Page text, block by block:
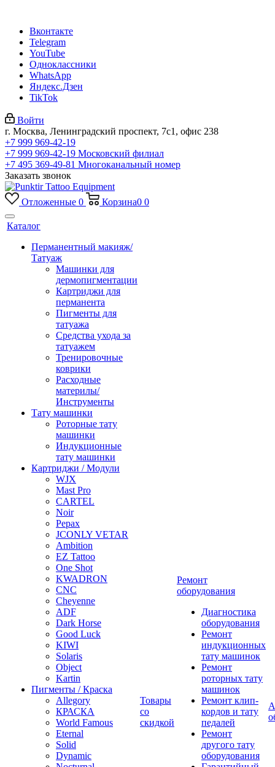
Вконтакте
Telegram
YouTube
Одноклассники
WhatsApp
Яндекс.Дзен
TikTok
Войти
г. Москва, Ленинградский проспект, 7с1, офис 238
+7 999 969-42-19
+7 999 969-42-19 Московский филиал
+7 495 369-49-81 Многоканальный номер
Заказать звонок
Отложенные 0 Корзина0 0
Каталог
Перманентный макияж/
Татуаж
Машинки для
дермопигментации
Картриджи для
перманента
Пигменты для
татуажа
Средства ухода за
татуажем
Тренировочные
коврики
Расходные
материлы/
Инструменты
Тату машинки
Роторные тату
машинки
Индукционные
тату машинки
Картриджи / Модули
WJX
Mast Pro
CARTEL
Noir
Pepax
JCONLY VETAR
Ambition
EZ Tattoo
One Shot
KWADRON
CNC
Cheyenne
ADF
Dark Horse
Good Luck
KIWI
Solaris
Object
Kartin
Пигменты / Краска
Allegory
КРАСКА
World Famous
Eternal
Solid
Dynamic
Товары
со
скидкой
Ремонт
оборудования
Диагностика
оборудования
Ремонт
индукционных
тату машинок
Ремонт
роторных тату
машинок
Ремонт клип-
кордов и тату
педалей
Ремонт
другого тату
оборудования